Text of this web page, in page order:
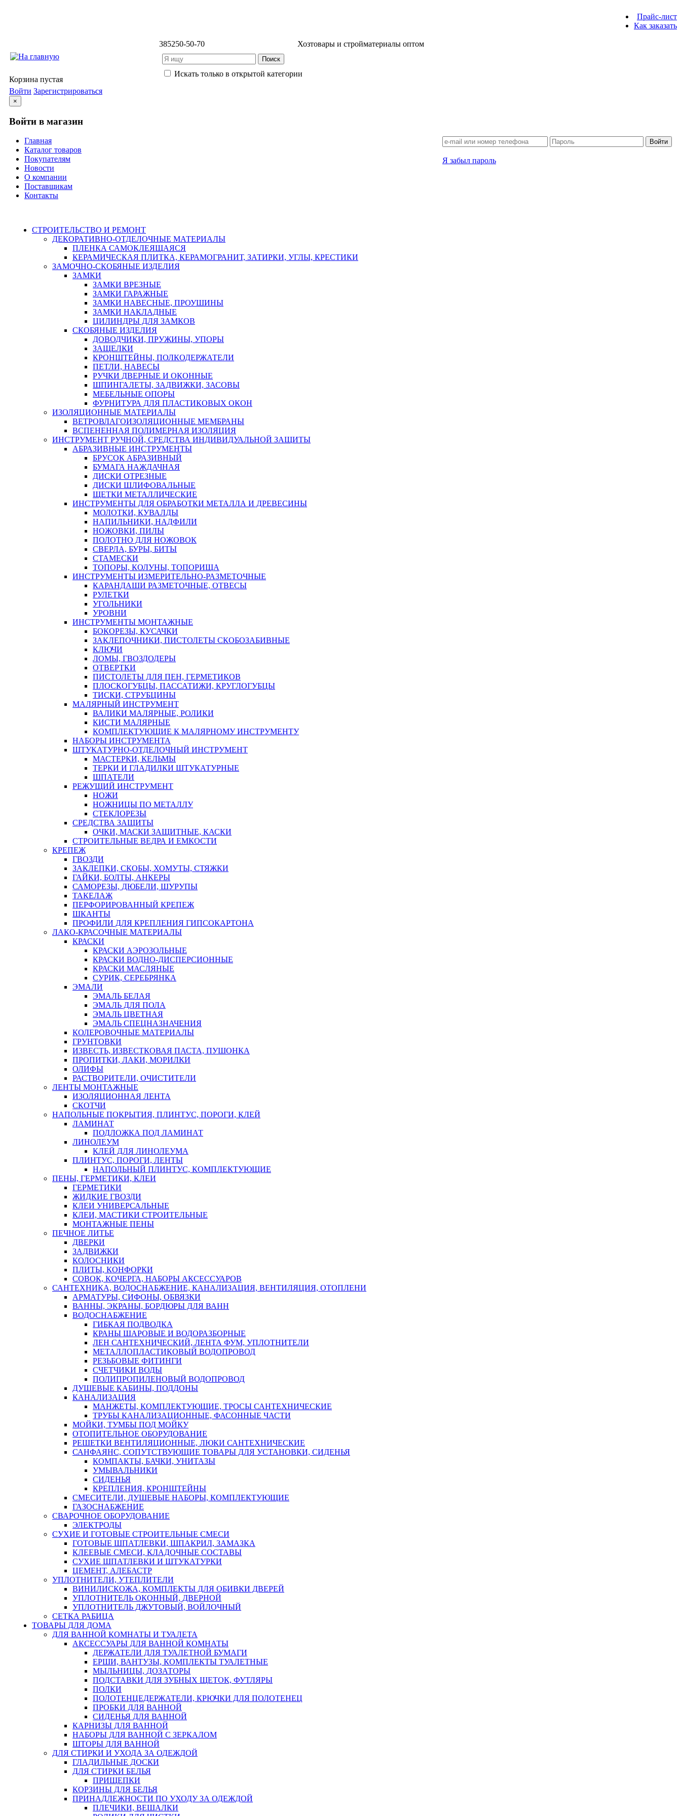
Прайс-лист
Как заказать
385250-50-70 Хозтовары и стройматериалы оптом
Искать только в открытой категории
Корзина пустая
Войти Зарегистрироваться
×
Войти в магазин
Войти
Я забыл пароль
Главная
Каталог товаров
Покупателям
Новости
О компании
Поставщикам
Контакты
СТРОИТЕЛЬСТВО И РЕМОНТ
ДЕКОРАТИВНО-ОТДЕЛОЧНЫЕ МАТЕРИАЛЫ
ПЛЕНКА САМОКЛЕЯЩАЯСЯ
КЕРАМИЧЕСКАЯ ПЛИТКА, КЕРАМОГРАНИТ, ЗАТИРКИ, УГЛЫ, КРЕСТИКИ
ЗАМОЧНО-СКОБЯНЫЕ ИЗДЕЛИЯ
ЗАМКИ
ЗАМКИ ВРЕЗНЫЕ
ЗАМКИ ГАРАЖНЫЕ
ЗАМКИ НАВЕСНЫЕ, ПРОУШИНЫ
ЗАМКИ НАКЛАДНЫЕ
ЦИЛИНДРЫ ДЛЯ ЗАМКОВ
СКОБЯНЫЕ ИЗДЕЛИЯ
ДОВОДЧИКИ, ПРУЖИНЫ, УПОРЫ
ЗАЩЕЛКИ
КРОНШТЕЙНЫ, ПОЛКОДЕРЖАТЕЛИ
ПЕТЛИ, НАВЕСЫ
РУЧКИ ДВЕРНЫЕ И ОКОННЫЕ
ШПИНГАЛЕТЫ, ЗАДВИЖКИ, ЗАСОВЫ
МЕБЕЛЬНЫЕ ОПОРЫ
ФУРНИТУРА ДЛЯ ПЛАСТИКОВЫХ ОКОН
ИЗОЛЯЦИОННЫЕ МАТЕРИАЛЫ
ВЕТРОВЛАГОИЗОЛЯЦИОННЫЕ МЕМБРАНЫ
ВСПЕНЕННАЯ ПОЛИМЕРНАЯ ИЗОЛЯЦИЯ
ИНСТРУМЕНТ РУЧНОЙ, СРЕДСТВА ИНДИВИДУАЛЬНОЙ ЗАЩИТЫ
АБРАЗИВНЫЕ ИНСТРУМЕНТЫ
БРУСОК АБРАЗИВНЫЙ
БУМАГА НАЖДАЧНАЯ
ДИСКИ ОТРЕЗНЫЕ
ДИСКИ ШЛИФОВАЛЬНЫЕ
ЩЕТКИ МЕТАЛЛИЧЕСКИЕ
ИНСТРУМЕНТЫ ДЛЯ ОБРАБОТКИ МЕТАЛЛА И ДРЕВЕСИНЫ
МОЛОТКИ, КУВАЛДЫ
НАПИЛЬНИКИ, НАДФИЛИ
НОЖОВКИ, ПИЛЫ
ПОЛОТНО ДЛЯ НОЖОВОК
СВЕРЛА, БУРЫ, БИТЫ
СТАМЕСКИ
ТОПОРЫ, КОЛУНЫ, ТОПОРИЩА
ИНСТРУМЕНТЫ ИЗМЕРИТЕЛЬНО-РАЗМЕТОЧНЫЕ
КАРАНДАШИ РАЗМЕТОЧНЫЕ, ОТВЕСЫ
РУЛЕТКИ
УГОЛЬНИКИ
УРОВНИ
ИНСТРУМЕНТЫ МОНТАЖНЫЕ
БОКОРЕЗЫ, КУСАЧКИ
ЗАКЛЕПОЧНИКИ, ПИСТОЛЕТЫ СКОБОЗАБИВНЫЕ
КЛЮЧИ
ЛОМЫ, ГВОЗДОДЕРЫ
ОТВЕРТКИ
ПИСТОЛЕТЫ ДЛЯ ПЕН, ГЕРМЕТИКОВ
ПЛОСКОГУБЦЫ, ПАССАТИЖИ, КРУГЛОГУБЦЫ
ТИСКИ, СТРУБЦИНЫ
МАЛЯРНЫЙ ИНСТРУМЕНТ
ВАЛИКИ МАЛЯРНЫЕ, РОЛИКИ
КИСТИ МАЛЯРНЫЕ
КОМПЛЕКТУЮЩИЕ К МАЛЯРНОМУ ИНСТРУМЕНТУ
НАБОРЫ ИНСТРУМЕНТА
ШТУКАТУРНО-ОТДЕЛОЧНЫЙ ИНСТРУМЕНТ
МАСТЕРКИ, КЕЛЬМЫ
ТЕРКИ И ГЛАДИЛКИ ШТУКАТУРНЫЕ
ШПАТЕЛИ
РЕЖУЩИЙ ИНСТРУМЕНТ
НОЖИ
НОЖНИЦЫ ПО МЕТАЛЛУ
СТЕКЛОРЕЗЫ
СРЕДСТВА ЗАЩИТЫ
ОЧКИ, МАСКИ ЗАЩИТНЫЕ, КАСКИ
СТРОИТЕЛЬНЫЕ ВЕДРА И ЕМКОСТИ
КРЕПЕЖ
ГВОЗДИ
ЗАКЛЕПКИ, СКОБЫ, ХОМУТЫ, СТЯЖКИ
ГАЙКИ, БОЛТЫ, АНКЕРЫ
САМОРЕЗЫ, ДЮБЕЛИ, ШУРУПЫ
ТАКЕЛАЖ
ПЕРФОРИРОВАННЫЙ КРЕПЕЖ
ШКАНТЫ
ПРОФИЛИ ДЛЯ КРЕПЛЕНИЯ ГИПСОКАРТОНА
ЛАКО-КРАСОЧНЫЕ МАТЕРИАЛЫ
КРАСКИ
КРАСКИ АЭРОЗОЛЬНЫЕ
КРАСКИ ВОДНО-ДИСПЕРСИОННЫЕ
КРАСКИ МАСЛЯНЫЕ
СУРИК, СЕРЕБРЯНКА
ЭМАЛИ
ЭМАЛЬ БЕЛАЯ
ЭМАЛЬ ДЛЯ ПОЛА
ЭМАЛЬ ЦВЕТНАЯ
ЭМАЛЬ СПЕЦНАЗНАЧЕНИЯ
КОЛЕРОВОЧНЫЕ МАТЕРИАЛЫ
ГРУНТОВКИ
ИЗВЕСТЬ, ИЗВЕСТКОВАЯ ПАСТА, ПУШОНКА
ПРОПИТКИ, ЛАКИ, МОРИЛКИ
ОЛИФЫ
РАСТВОРИТЕЛИ, ОЧИСТИТЕЛИ
ЛЕНТЫ МОНТАЖНЫЕ
ИЗОЛЯЦИОННАЯ ЛЕНТА
СКОТЧИ
НАПОЛЬНЫЕ ПОКРЫТИЯ, ПЛИНТУС, ПОРОГИ, КЛЕЙ
ЛАМИНАТ
ПОДЛОЖКА ПОД ЛАМИНАТ
ЛИНОЛЕУМ
КЛЕЙ ДЛЯ ЛИНОЛЕУМА
ПЛИНТУС, ПОРОГИ, ЛЕНТЫ
НАПОЛЬНЫЙ ПЛИНТУС, КОМПЛЕКТУЮЩИЕ
ПЕНЫ, ГЕРМЕТИКИ, КЛЕИ
ГЕРМЕТИКИ
ЖИДКИЕ ГВОЗДИ
КЛЕИ УНИВЕРСАЛЬНЫЕ
КЛЕИ, МАСТИКИ СТРОИТЕЛЬНЫЕ
МОНТАЖНЫЕ ПЕНЫ
ПЕЧНОЕ ЛИТЬЕ
ДВЕРКИ
ЗАДВИЖКИ
КОЛОСНИКИ
ПЛИТЫ, КОНФОРКИ
СОВОК, КОЧЕРГА, НАБОРЫ АКСЕССУАРОВ
САНТЕХНИКА, ВОДОСНАБЖЕНИЕ, КАНАЛИЗАЦИЯ, ВЕНТИЛЯЦИЯ, ОТОПЛЕНИ
АРМАТУРЫ, СИФОНЫ, ОБВЯЗКИ
ВАННЫ, ЭКРАНЫ, БОРДЮРЫ ДЛЯ ВАНН
ВОДОСНАБЖЕНИЕ
ГИБКАЯ ПОДВОДКА
КРАНЫ ШАРОВЫЕ И ВОДОРАЗБОРНЫЕ
ЛЕН САНТЕХНИЧЕСКИЙ, ЛЕНТА ФУМ, УПЛОТНИТЕЛИ
МЕТАЛЛОПЛАСТИКОВЫЙ ВОДОПРОВОД
РЕЗЬБОВЫЕ ФИТИНГИ
СЧЕТЧИКИ ВОДЫ
ПОЛИПРОПИЛЕНОВЫЙ ВОДОПРОВОД
ДУШЕВЫЕ КАБИНЫ, ПОДДОНЫ
КАНАЛИЗАЦИЯ
МАНЖЕТЫ, КОМПЛЕКТУЮЩИЕ, ТРОСЫ САНТЕХНИЧЕСКИЕ
ТРУБЫ КАНАЛИЗАЦИОННЫЕ, ФАСОННЫЕ ЧАСТИ
МОЙКИ, ТУМБЫ ПОД МОЙКУ
ОТОПИТЕЛЬНОЕ ОБОРУДОВАНИЕ
РЕШЕТКИ ВЕНТИЛЯЦИОННЫЕ, ЛЮКИ САНТЕХНИЧЕСКИЕ
САНФАЯНС, СОПУТСТВУЮЩИЕ ТОВАРЫ ДЛЯ УСТАНОВКИ, СИДЕНЬЯ
КОМПАКТЫ, БАЧКИ, УНИТАЗЫ
УМЫВАЛЬНИКИ
СИДЕНЬЯ
КРЕПЛЕНИЯ, КРОНШТЕЙНЫ
СМЕСИТЕЛИ, ДУШЕВЫЕ НАБОРЫ, КОМПЛЕКТУЮЩИЕ
ГАЗОСНАБЖЕНИЕ
СВАРОЧНОЕ ОБОРУДОВАНИЕ
ЭЛЕКТРОДЫ
СУХИЕ И ГОТОВЫЕ СТРОИТЕЛЬНЫЕ СМЕСИ
ГОТОВЫЕ ШПАТЛЕВКИ, ШПАКРИЛ, ЗАМАЗКА
КЛЕЕВЫЕ СМЕСИ, КЛАДОЧНЫЕ СОСТАВЫ
СУХИЕ ШПАТЛЕВКИ И ШТУКАТУРКИ
ЦЕМЕНТ, АЛЕБАСТР
УПЛОТНИТЕЛИ, УТЕПЛИТЕЛИ
ВИНИЛИСКОЖА, КОМПЛЕКТЫ ДЛЯ ОБИВКИ ДВЕРЕЙ
УПЛОТНИТЕЛЬ ОКОННЫЙ, ДВЕРНОЙ
УПЛОТНИТЕЛЬ ДЖУТОВЫЙ, ВОЙЛОЧНЫЙ
СЕТКА РАБИЦА
ТОВАРЫ ДЛЯ ДОМА
ДЛЯ ВАННОЙ КОМНАТЫ И ТУАЛЕТА
АКСЕССУАРЫ ДЛЯ ВАННОЙ КОМНАТЫ
ДЕРЖАТЕЛИ ДЛЯ ТУАЛЕТНОЙ БУМАГИ
ЕРШИ, ВАНТУЗЫ, КОМПЛЕКТЫ ТУАЛЕТНЫЕ
МЫЛЬНИЦЫ, ДОЗАТОРЫ
ПОДСТАВКИ ДЛЯ ЗУБНЫХ ЩЕТОК, ФУТЛЯРЫ
ПОЛКИ
ПОЛОТЕНЦЕДЕРЖАТЕЛИ, КРЮЧКИ ДЛЯ ПОЛОТЕНЕЦ
ПРОБКИ ДЛЯ ВАННОЙ
СИДЕНЬЯ ДЛЯ ВАННОЙ
КАРНИЗЫ ДЛЯ ВАННОЙ
НАБОРЫ ДЛЯ ВАННОЙ С ЗЕРКАЛОМ
ШТОРЫ ДЛЯ ВАННОЙ
ДЛЯ СТИРКИ И УХОДА ЗА ОДЕЖДОЙ
ГЛАДИЛЬНЫЕ ДОСКИ
ДЛЯ СТИРКИ БЕЛЬЯ
ПРИЩЕПКИ
КОРЗИНЫ ДЛЯ БЕЛЬЯ
ПРИНАДЛЕЖНОСТИ ПО УХОДУ ЗА ОДЕЖДОЙ
ПЛЕЧИКИ, ВЕШАЛКИ